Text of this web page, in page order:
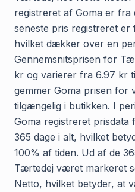
registreret af Goma er fra
seneste pris registreret er
hvilket dækker over en
Gennemsnitsprisen for
kr og varierer fra 6.97 kr
gemmer Goma prisen for
tilgængelig i butikken. I
Goma registreret
365 dage i alt, hvilket
100% af tiden. Ud af de
Tærtedej været markeret
Netto, hvilket betyder, at